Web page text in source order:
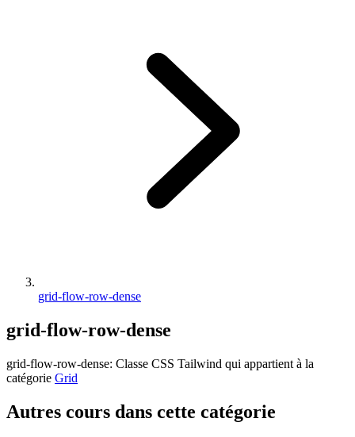
grid-flow-row-dense
grid-flow-row-dense
grid-flow-row-dense: Classe CSS Tailwind qui appartient à la
catégorie Grid
Autres cours dans cette catégorie